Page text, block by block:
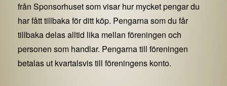
från Sponsorhuset som visar hur mycket pengar du
har fått tillbaka för ditt köp. Pengarna som du får
tillbaka delas alltid lika mellan föreningen och
personen som handlar. Pengarna till föreningen
betalas ut kvartalsvis till föreningens konto.